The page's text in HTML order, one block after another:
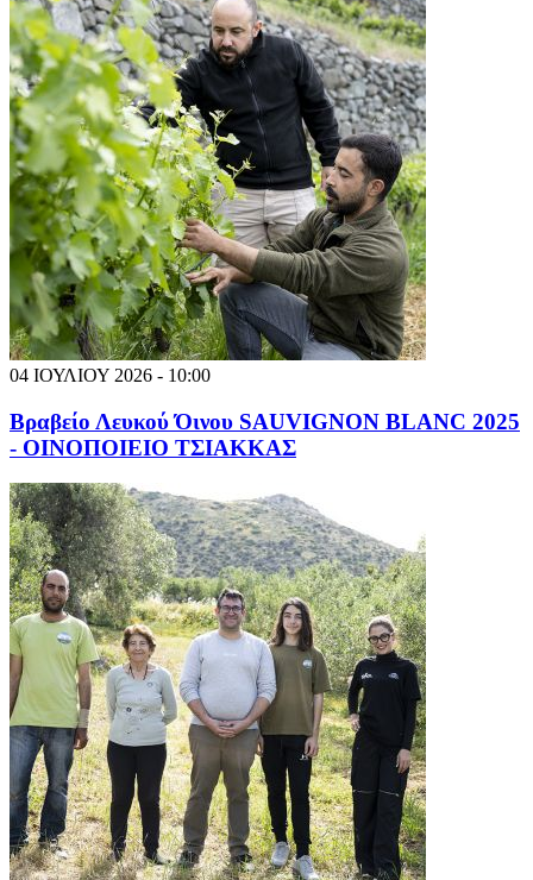
04 ΙΟΥΛΙΟΥ 2026 - 10:00
Βραβείο Λευκού Όινου SAUVIGNON BLANC 2025
- ΟΙΝΟΠΟΙΕΙΟ ΤΣΙΑΚΚΑΣ